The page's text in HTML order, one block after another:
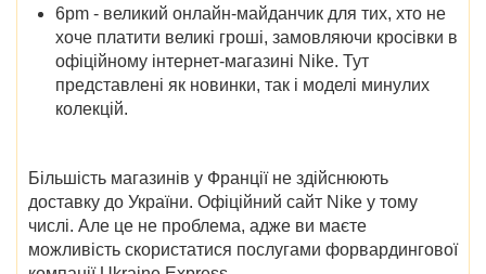
6pm - великий онлайн-майданчик для тих, хто не
хоче платити великі гроші, замовляючи кросівки в
офіційному інтернет-магазині Nike. Тут
представлені як новинки, так і моделі минулих
колекцій.
Більшість магазинів у Франції не здійснюють
доставку до України. Офіційний сайт Nike у тому
числі. Але це не проблема, адже ви маєте
можливість скористатися послугами форвардингової